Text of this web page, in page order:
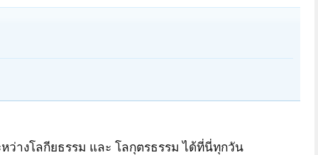
ว่างโลกียธรรม และ โลกุตรธรรม ได้ที่นี่ทุกวัน